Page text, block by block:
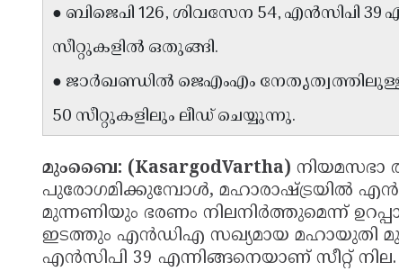
● ബിജെപി 126, ശിവസേന 54, എൻസിപി
സീറ്റുകളിൽ ഒതുങ്ങി.
● ജാർഖണ്ഡിൽ ജെഎംഎം
50 സീറ്റുകളിലും ലീഡ് ചെയ്യുന്നു.
മുംബൈ: (KasargodVartha) നിയമസഭാ
പുരോഗമിക്കുമ്പോൾ, മഹാരാഷ്ട്രയിൽ
മുന്നണിയും ഭരണം നിലനിർത്തുമെന്ന്
ഇടത്തും എൻഡിഎ സഖ്യമായ മഹായുതി
എൻസിപി 39 എന്നിങ്ങനെയാണ് സീറ്റ്